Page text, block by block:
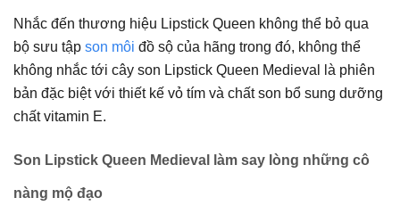
Nhắc đến thương hiệu Lipstick Queen không thể bỏ qua
bộ sưu tập son môi đồ sộ của hãng trong đó, không thể
không nhắc tới cây son Lipstick Queen Medieval là phiên
bản đặc biệt với thiết kế vỏ tím và chất son bổ sung dưỡng
chất vitamin E.
Son Lipstick Queen Medieval làm say lòng những cô
nàng mộ đạo